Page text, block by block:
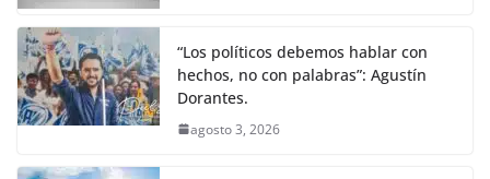
“Los políticos debemos hablar con
hechos, no con palabras”: Agustín
Dorantes.
agosto 3, 2026